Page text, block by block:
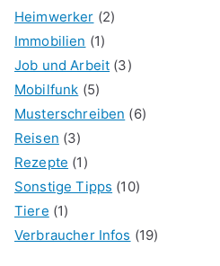
Heimwerker (2)
Immobilien (1)
Job und Arbeit (3)
Mobilfunk (5)
Musterschreiben (6)
Reisen (3)
Rezepte (1)
Sonstige Tipps (10)
Tiere (1)
Verbraucher Infos (19)